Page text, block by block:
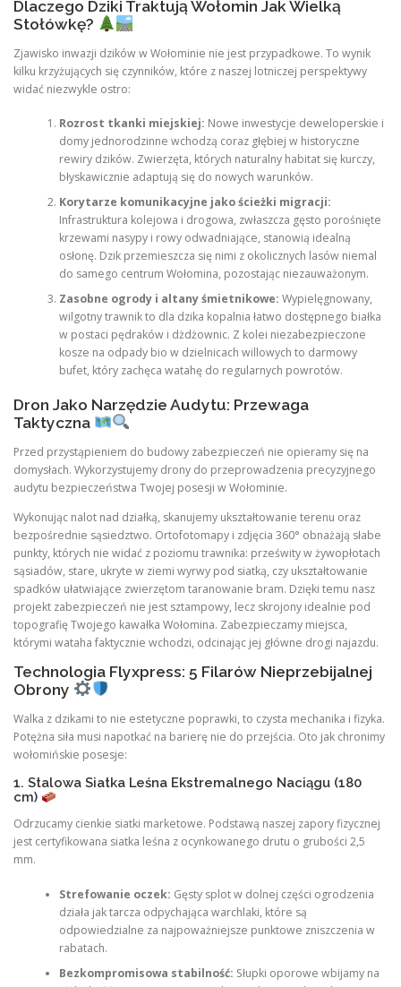
Dlaczego Dziki Traktują Wołomin Jak Wielką
Stołówkę?
Zjawisko inwazji dzików w Wołominie nie jest przypadkowe. To wynik
kilku krzyżujących się czynników, które z naszej lotniczej perspektywy
widać niezwykle ostro:
Rozrost tkanki miejskiej: Nowe inwestycje deweloperskie i
domy jednorodzinne wchodzą coraz głębiej w historyczne
rewiry dzików. Zwierzęta, których naturalny habitat się kurczy,
błyskawicznie adaptują się do nowych warunków.
Korytarze komunikacyjne jako ścieżki migracji:
Infrastruktura kolejowa i drogowa, zwłaszcza gęsto porośnięte
krzewami nasypy i rowy odwadniające, stanowią idealną
osłonę. Dzik przemieszcza się nimi z okolicznych lasów niemal
do samego centrum Wołomina, pozostając niezauważonym.
Zasobne ogrody i altany śmietnikowe: Wypielęgnowany,
wilgotny trawnik to dla dzika kopalnia łatwo dostępnego białka
w postaci pędraków i dżdżownic. Z kolei niezabezpieczone
kosze na odpady bio w dzielnicach willowych to darmowy
bufet, który zachęca watahę do regularnych powrotów.
Dron Jako Narzędzie Audytu: Przewaga
Taktyczna
Przed przystąpieniem do budowy zabezpieczeń nie opieramy się na
domysłach. Wykorzystujemy drony do przeprowadzenia precyzyjnego
audytu bezpieczeństwa Twojej posesji w Wołominie.
Wykonując nalot nad działką, skanujemy ukształtowanie terenu oraz
bezpośrednie sąsiedztwo. Ortofotomapy i zdjęcia 360° obnażają słabe
punkty, których nie widać z poziomu trawnika: prześwity w żywopłotach
sąsiadów, stare, ukryte w ziemi wyrwy pod siatką, czy ukształtowanie
spadków ułatwiające zwierzętom taranowanie bram. Dzięki temu nasz
projekt zabezpieczeń nie jest sztampowy, lecz skrojony idealnie pod
topografię Twojego kawałka Wołomina. Zabezpieczamy miejsca,
którymi wataha faktycznie wchodzi, odcinając jej główne drogi najazdu.
Technologia Flyxpress: 5 Filarów Nieprzebijalnej
Obrony
Walka z dzikami to nie estetyczne poprawki, to czysta mechanika i fizyka.
Potężna siła musi napotkać na barierę nie do przejścia. Oto jak chronimy
wołomińskie posesje:
1. Stalowa Siatka Leśna Ekstremalnego Naciągu (180
cm)
Odrzucamy cienkie siatki marketowe. Podstawą naszej zapory fizycznej
jest certyfikowana siatka leśna z ocynkowanego drutu o grubości 2,5
mm.
Strefowanie oczek: Gęsty splot w dolnej części ogrodzenia
działa jak tarcza odpychająca warchlaki, które są
odpowiedzialne za najpoważniejsze punktowe zniszczenia w
rabatach.
Bezkompromisowa stabilność: Słupki oporowe wbijamy na